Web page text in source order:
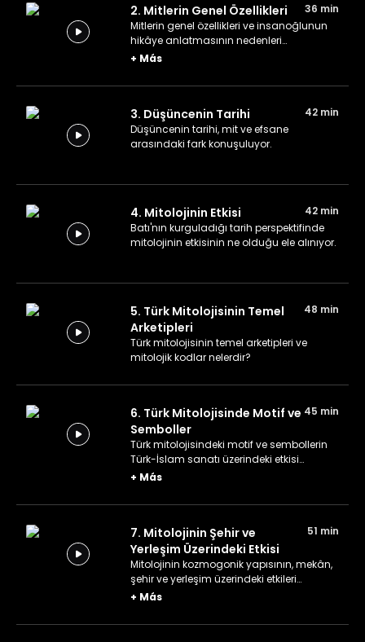
2. Mitlerin Genel Özellikleri
36 min
Mitlerin genel özellikleri ve insanoğlunun
hikâye anlatmasının nedenleri
konuşuluyor.
+ Más
3. Düşüncenin Tarihi
42 min
Düşüncenin tarihi, mit ve efsane
arasındaki fark konuşuluyor.
4. Mitolojinin Etkisi
42 min
Batı'nın kurguladığı tarih perspektifinde
mitolojinin etkisinin ne olduğu ele alınıyor.
5. Türk Mitolojisinin Temel
Arketipleri
48 min
Türk mitolojisinin temel arketipleri ve
mitolojik kodlar nelerdir?
6. Türk Mitolojisinde Motif ve
Semboller
45 min
Türk mitolojisindeki motif ve sembollerin
Türk-İslam sanatı üzerindeki etkisi
konuşuluyor.
+ Más
7. Mitolojinin Şehir ve
Yerleşim Üzerindeki Etkisi
51 min
Mitolojinin kozmogonik yapısının, mekân,
şehir ve yerleşim üzerindeki etkileri
konuşuluyor.
+ Más